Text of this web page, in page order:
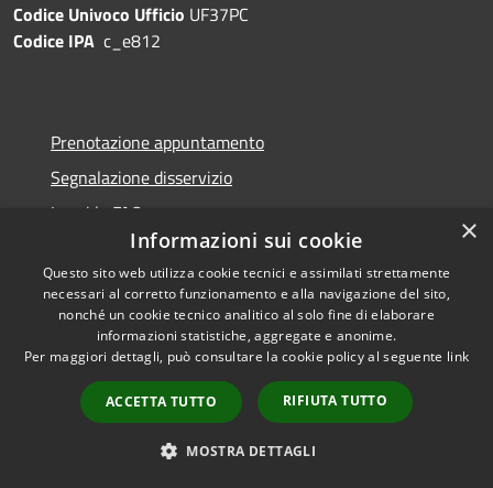
Codice Univoco Ufficio UF37PC
Codice IPA c_e812
Prenotazione appuntamento
Segnalazione disservizio
Leggi le FAQ
Richiesta assistenza
Amministrazione trasparente
Informativa privacy
Note legali
Dichiarazione di accessibilità
×
Informazioni sui cookie
Questo sito web utilizza cookie tecnici e assimilati strettamente
necessari al corretto funzionamento e alla navigazione del sito,
nonché un cookie tecnico analitico al solo fine di elaborare
informazioni statistiche, aggregate e anonime.
Per maggiori dettagli, può consultare la cookie policy al seguente link
ACCETTA TUTTO RIFIUTA TUTTO
MOSTRA DETTAGLI